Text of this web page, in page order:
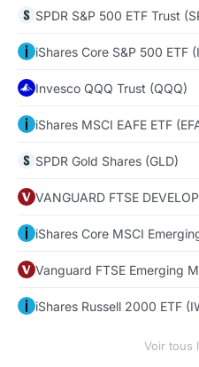
SPDR S&P 500 ETF Trust
iShares Core S&P 500 ETF
Invesco QQQ Trust (QQQ)
iShares MSCI EAFE ETF
SPDR Gold Shares (GLD)
VANGUARD FTSE
iShares Core MSCI
Vanguard FTSE Emerging
iShares Russell 2000 ETF
Voir tous